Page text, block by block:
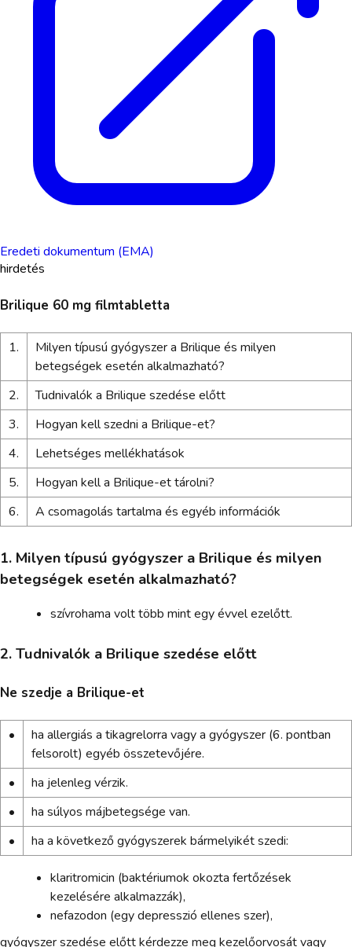
Eredeti dokumentum (EMA)
hirdetés
Brilique 60 mg filmtabletta
1.
Milyen típusú gyógyszer a Brilique és milyen
betegségek esetén alkalmazható?
2.
Tudnivalók a Brilique szedése előtt
3.
Hogyan kell szedni a Brilique-et?
4.
Lehetséges mellékhatások
5.
Hogyan kell a Brilique-et tárolni?
6.
A csomagolás tartalma és egyéb információk
1. Milyen típusú gyógyszer a Brilique és milyen
betegségek esetén alkalmazható?
szívrohama volt több mint egy évvel ezelőtt.
2. Tudnivalók a Brilique szedése előtt
Ne szedje a Brilique-et
•
ha allergiás a tikagrelorra vagy a gyógyszer (6. pontban
felsorolt) egyéb összetevőjére.
•
ha jelenleg vérzik.
•
ha súlyos májbetegsége van.
•
ha a következő gyógyszerek bármelyikét szedi:
klaritromicin (baktériumok okozta fertőzések
kezelésére alkalmazzák),
nefazodon (egy depresszió ellenes szer),
gyógyszer szedése előtt kérdezze meg kezelőorvosát vagy